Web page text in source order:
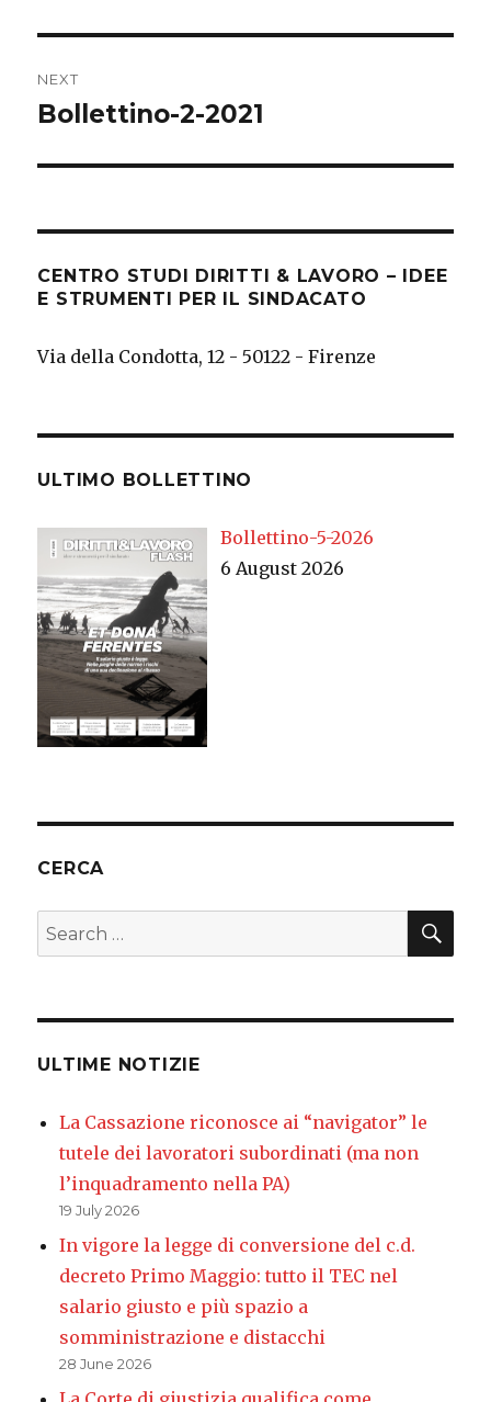
NEXT
Next
Bollettino-2-2021
CENTRO STUDI DIRITTI & LAVORO – IDEE
E STRUMENTI PER IL SINDACATO
Via della Condotta, 12 - 50122 - Firenze
ULTIMO BOLLETTINO
Bollettino-5-2026
6 August 2026
CERCA
Search
for:
ULTIME NOTIZIE
La Cassazione riconosce ai “navigator” le
tutele dei lavoratori subordinati (ma non
l’inquadramento nella PA)
19 July 2026
In vigore la legge di conversione del c.d.
decreto Primo Maggio: tutto il TEC nel
salario giusto e più spazio a
somministrazione e distacchi
28 June 2026